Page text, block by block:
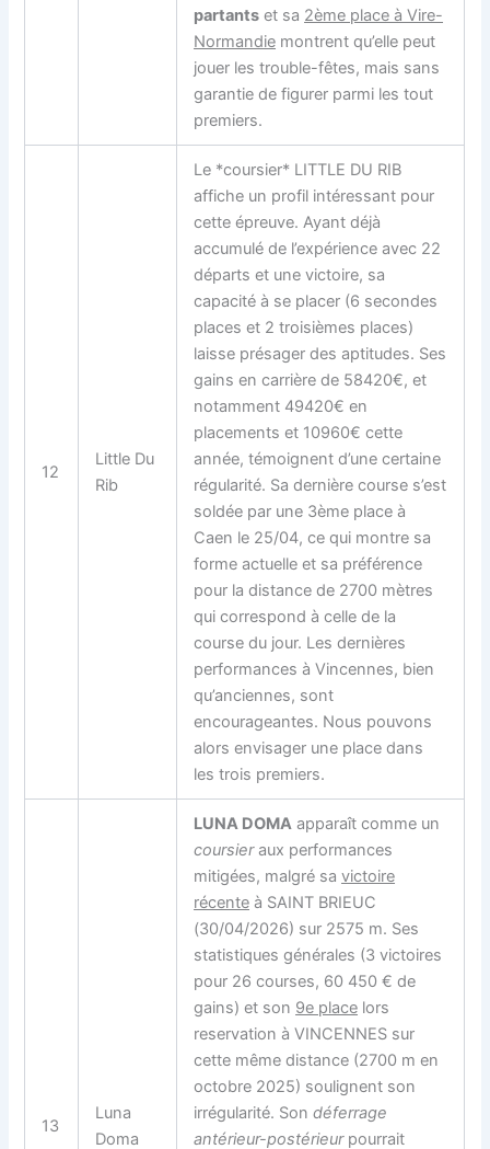
partants et sa 2ème place à Vire-
Normandie montrent qu’elle peut
jouer les trouble-fêtes, mais sans
garantie de figurer parmi les tout
premiers.
12
Little Du
Rib
Le *coursier* LITTLE DU RIB
affiche un profil intéressant pour
cette épreuve. Ayant déjà
accumulé de l’expérience avec 22
départs et une victoire, sa
capacité à se placer (6 secondes
places et 2 troisièmes places)
laisse présager des aptitudes. Ses
gains en carrière de 58420€, et
notamment 49420€ en
placements et 10960€ cette
année, témoignent d’une certaine
régularité. Sa dernière course s’est
soldée par une 3ème place à
Caen le 25/04, ce qui montre sa
forme actuelle et sa préférence
pour la distance de 2700 mètres
qui correspond à celle de la
course du jour. Les dernières
performances à Vincennes, bien
qu’anciennes, sont
encourageantes. Nous pouvons
alors envisager une place dans
les trois premiers.
13
Luna
Doma
LUNA DOMA apparaît comme un
coursieraux performances
mitigées, malgré savictoire
récente à SAINT BRIEUC
(30/04/2026) sur 2575 m. Ses
statistiques générales (3 victoires
pour 26 courses, 60 450 € de
gains) et son 9e place lors
reservation à VINCENNES sur
cette même distance (2700 m en
octobre 2025) soulignent son
irrégularité. Sondéferrage
antérieur-postérieurpourrait